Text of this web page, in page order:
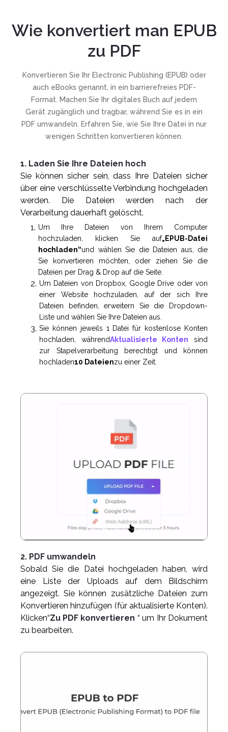
Wie konvertiert man EPUB
zu PDF
Konvertieren Sie Ihr Electronic Publishing (EPUB) oder
auch eBooks genannt, in ein barrierefreies PDF-
Format. Machen Sie Ihr digitales Buch auf jedem
Gerät zugänglich und tragbar, während Sie es in ein
PDF umwandeln. Erfahren Sie, wie Sie Ihre Datei in nur
wenigen Schritten konvertieren können.
1. Laden Sie Ihre Dateien hoch
Sie können sicher sein, dass Ihre Dateien sicher
über eine verschlüsselte Verbindung hochgeladen
werden. Die Dateien werden nach der
Verarbeitung dauerhaft gelöscht.
Um Ihre Dateien von Ihrem Computer
hochzuladen, klicken Sie auf„EPUB-Datei
hochladen“und wählen Sie die Dateien aus, die
Sie konvertieren möchten, oder ziehen Sie die
Dateien per Drag & Drop auf die Seite.
Um Dateien von Dropbox, Google Drive oder von
einer Website hochzuladen, auf der sich Ihre
Dateien befinden, erweitern Sie die Dropdown-
Liste und wählen Sie Ihre Dateien aus.
Sie können jeweils 1 Datei für kostenlose Konten
hochladen, währendAktualisierte Konten sind
zur Stapelverarbeitung berechtigt und können
hochladen10 Dateienzu einer Zeit.
2. PDF umwandeln
Sobald Sie die Datei hochgeladen haben, wird
eine Liste der Uploads auf dem Bildschirm
angezeigt. Sie können zusätzliche Dateien zum
Konvertieren hinzufügen (für aktualisierte Konten).
Klicken“Zu PDF konvertieren “ um Ihr Dokument
zu bearbeiten.